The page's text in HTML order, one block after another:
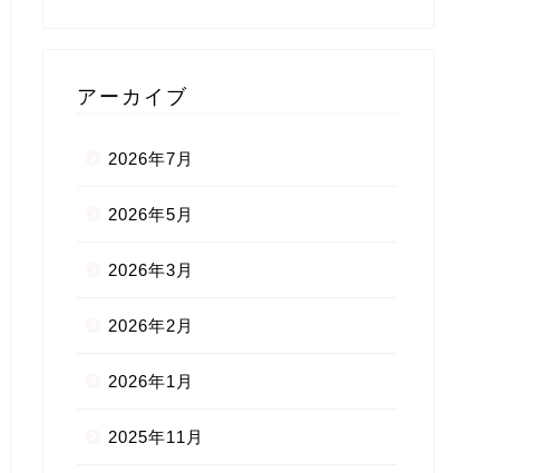
アーカイブ
2026年7月
2026年5月
2026年3月
2026年2月
2026年1月
2025年11月